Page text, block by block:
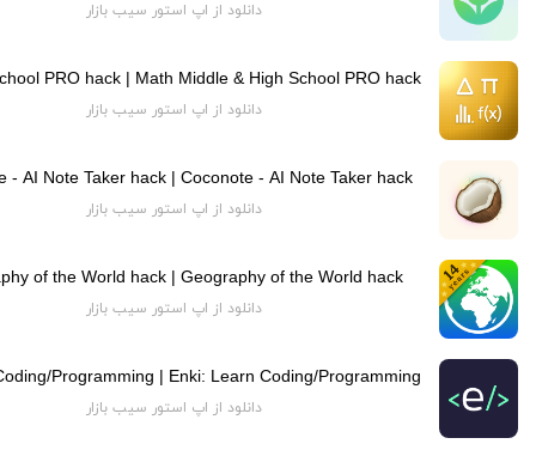
دانلود از اپ استور سیب بازار
دانلود از اپ استور سیب بازار
- AI Note Taker hack | Coconote - AI Note Taker hack
دانلود از اپ استور سیب بازار
of the World hack | Geography of the World hack
دانلود از اپ استور سیب بازار
دانلود از اپ استور سیب بازار